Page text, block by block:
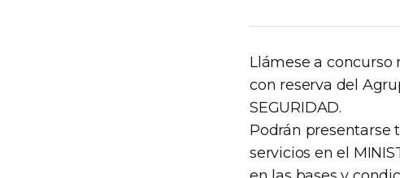
Llámese a concurso
con reserva del
SEGURIDAD.
Podrán presentarse
servicios en el